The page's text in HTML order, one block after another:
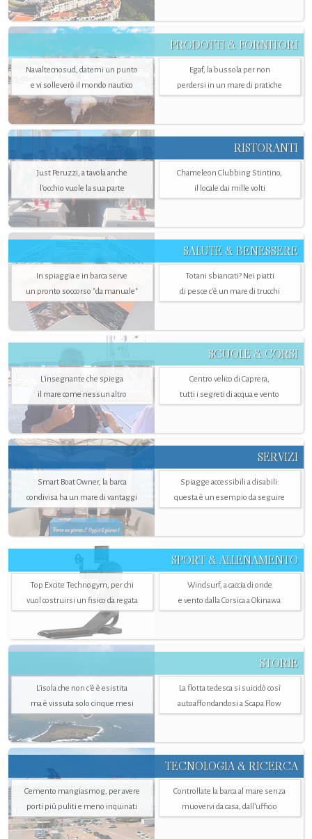
PRODOTTI & FORNITORI
Navaltecnosud, datemi un punto
e vi solleverò il mondo nautico
Egaf, la bussola per non
perdersi in un mare di pratiche
RISTORANTI
Just Peruzzi, a tavola anche
l’occhio vuole la sua parte
Chameleon Clubbing Stintino,
il locale dai mille volti
SALUTE & BENESSERE
In spiaggia e in barca serve
un pronto soccorso "da manuale"
Totani sbiancati? Nei piatti
di pesce c'è un mare di trucchi
SCUOLE & CORSI
L'insegnante che spiega
il mare come nessun altro
Centro velico di Caprera,
tutti i segreti di acqua e vento
SERVIZI
Smart Boat Owner, la barca
condivisa ha un mare di vantaggi
Spiagge accessibili a disabili:
questa è un esempio da seguire
SPORT & ALLENAMENTO
Top Excite Technogym, per chi
vuol costruirsi un fisico da regata
Windsurf, a caccia di onde
e vento dalla Corsica a Okinawa
STORIE
L’isola che non c'è è esistita
ma è vissuta solo cinque mesi
La flotta tedesca si suicidò così
autoaffondandosi a Scapa Flow
TECNOLOGIA & RICERCA
Cemento mangiasmog, per avere
porti più puliti e meno inquinati
Controllate la barca al mare senza
muovervi da casa, dall’ufficio